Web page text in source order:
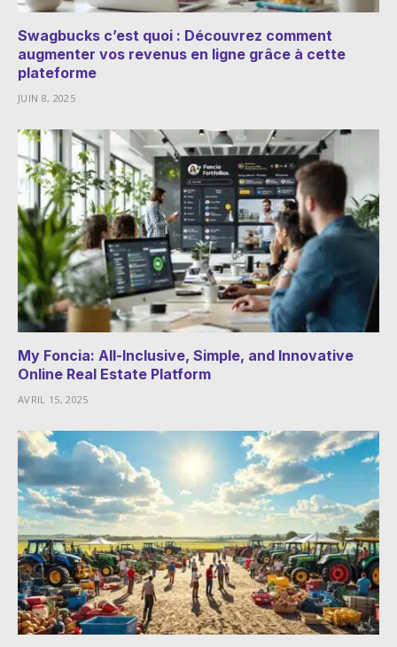
Swagbucks c’est quoi : Découvrez comment
augmenter vos revenus en ligne grâce à cette
plateforme
JUIN 8, 2025
My Foncia: All-Inclusive, Simple, and Innovative
Online Real Estate Platform
AVRIL 15, 2025